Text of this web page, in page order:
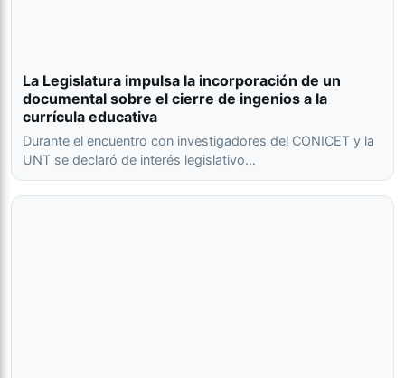
La Legislatura impulsa la incorporación de un
documental sobre el cierre de ingenios a la
currícula educativa
Durante el encuentro con investigadores del CONICET y la
UNT se declaró de interés legislativo…